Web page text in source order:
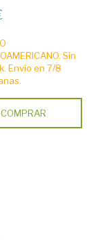
Sin
Envío en 7/8
COMPRAR